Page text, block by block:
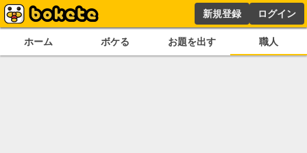
新規登録 ログイン
ホーム ボケる お題を出す 職人